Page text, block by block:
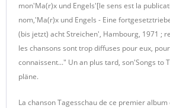
mon'Ma(r)x und Engels'[le sens est la
nom,'Ma(r)x und Engels - Eine
(bis jetzt) acht Streichen', Hambourg, 1971 ;
les chansons sont trop diffuses pour eux,
connaissent..." Un an plus tard, son'Songs to
pläne.
La chanson Tagesschau de ce premier